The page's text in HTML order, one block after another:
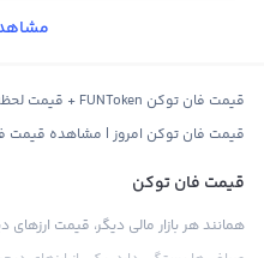
قیمت فان توکن امروز | مشاهده قیمت
قیمت فان توکن
همانند هر بازار مالی دیگر، قیمت